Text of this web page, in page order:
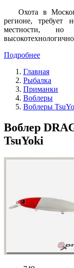
Охота в
регионе, требует
местности, но
Подробнее
Главная
Рыбалка
Приманки
Воблеры
Воблеры
Воблер
TsuYoki